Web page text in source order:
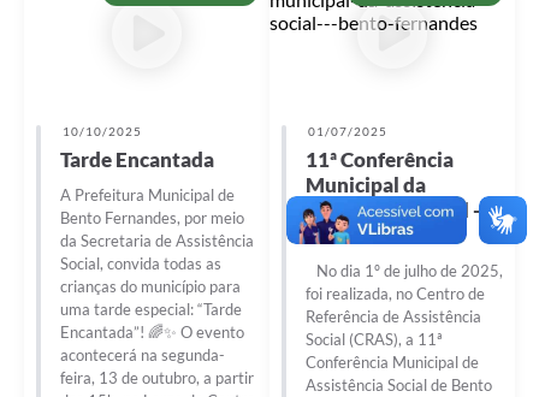
10/10/2025
Tarde Encantada
A Prefeitura Municipal de
Bento Fernandes, por meio
da Secretaria de Assistência
Social, convida todas as
crianças do município para
uma tarde especial: “Tarde
Encantada”! 🌈✨ O evento
acontecerá na segunda-
feira, 13 de outubro, a partir
01/07/2025
11ª Conferência
Municipal da
Assistência Social -
Bento Fernandes
No dia 1º de julho de 2025,
foi realizada, no Centro de
Referência de Assistência
Social (CRAS), a 11ª
Conferência Municipal de
Assistência Social de Bento